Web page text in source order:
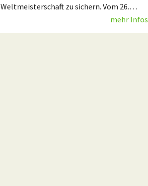
Weltmeisterschaft zu sichern. Vom 26.…
mehr Infos